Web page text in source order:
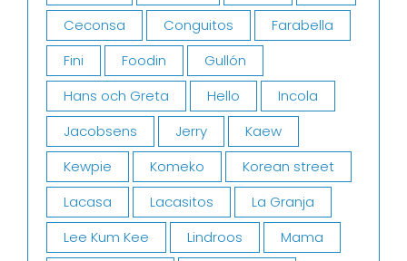
Ceconsa
Conguitos
Farabella
Fini
Foodin
Gullón
Hans och Greta
Hello
Incola
Jacobsens
Jerry
Kaew
Kewpie
Komeko
Korean street
Lacasa
Lacasitos
La Granja
Lee Kum Kee
Lindroos
Mama